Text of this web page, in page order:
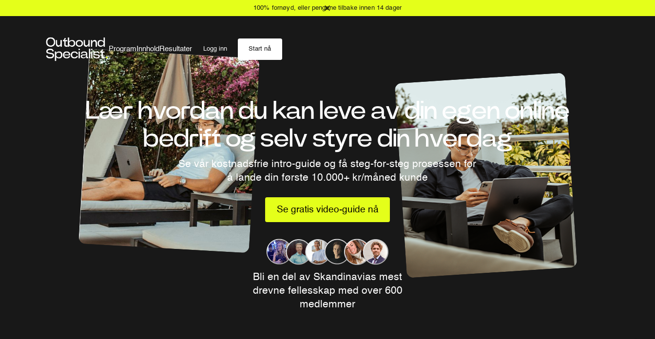
100% fornøyd, eller pengene tilbake innen 14 dager
Program Innhold Resultater Logg inn Start nå
Lær hvordan du kan leve av din egen online
bedrift og selv styre din hverdag
Se vår kostnadsfrie intro-guide og få steg-for-steg prosessen for
å lande din første 10.000+ kr/måned kunde
Se gratis video-guide nå
Bli en del av Skandinavias mest
drevne fellesskap med over 600
medlemmer